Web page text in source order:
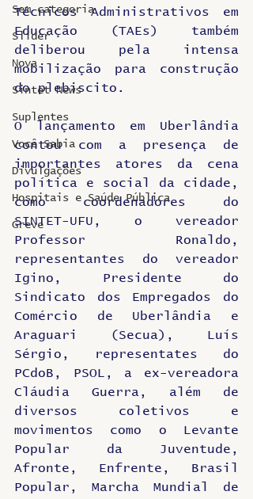
Sem categoria
Slider
Nova
Sintet News
Suplentes
Você Sabia
Divulgações
Hospitais e Saúde Pública
Greve
Técnicos Administrativos em
Educação (TAEs) também
deliberou pela intensa
mobilização para construção
do plebiscito.
O lançamento em Uberlândia
contou com a presença de
importantes atores da cena
política e social da cidade,
como coordenadores do
SINTET-UFU, o vereador
Professor Ronaldo,
representantes do vereador
Igino, Presidente do
Sindicato dos Empregados do
Comércio de Uberlândia e
Araguari (Secua), Luís
Sérgio, representates do
PCdoB, PSOL, a ex-vereadora
Cláudia Guerra, além de
diversos coletivos e
movimentos como o Levante
Popular da Juventude,
Afronte, Enfrente, Brasil
Popular, Marcha Mundial de